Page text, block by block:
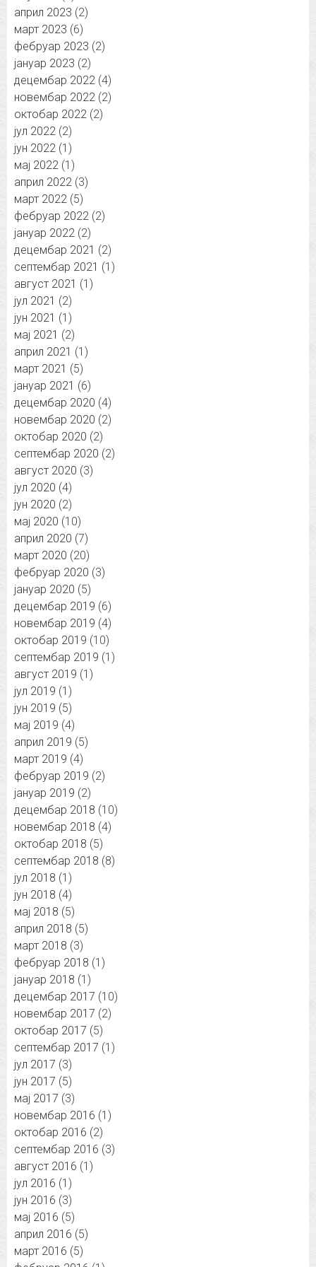
април 2023 (2)
март 2023 (6)
фебруар 2023 (2)
јануар 2023 (2)
децембар 2022 (4)
новембар 2022 (2)
октобар 2022 (2)
јул 2022 (2)
јун 2022 (1)
мај 2022 (1)
април 2022 (3)
март 2022 (5)
фебруар 2022 (2)
јануар 2022 (2)
децембар 2021 (2)
септембар 2021 (1)
август 2021 (1)
јул 2021 (2)
јун 2021 (1)
мај 2021 (2)
април 2021 (1)
март 2021 (5)
јануар 2021 (6)
децембар 2020 (4)
новембар 2020 (2)
октобар 2020 (2)
септембар 2020 (2)
август 2020 (3)
јул 2020 (4)
јун 2020 (2)
мај 2020 (10)
април 2020 (7)
март 2020 (20)
фебруар 2020 (3)
јануар 2020 (5)
децембар 2019 (6)
новембар 2019 (4)
октобар 2019 (10)
септембар 2019 (1)
август 2019 (1)
јул 2019 (1)
јун 2019 (5)
мај 2019 (4)
април 2019 (5)
март 2019 (4)
фебруар 2019 (2)
јануар 2019 (2)
децембар 2018 (10)
новембар 2018 (4)
октобар 2018 (5)
септембар 2018 (8)
јул 2018 (1)
јун 2018 (4)
мај 2018 (5)
април 2018 (5)
март 2018 (3)
фебруар 2018 (1)
јануар 2018 (1)
децембар 2017 (10)
новембар 2017 (2)
октобар 2017 (5)
септембар 2017 (1)
јул 2017 (3)
јун 2017 (5)
мај 2017 (3)
новембар 2016 (1)
октобар 2016 (2)
септембар 2016 (3)
август 2016 (1)
јул 2016 (1)
јун 2016 (3)
мај 2016 (5)
април 2016 (5)
март 2016 (5)